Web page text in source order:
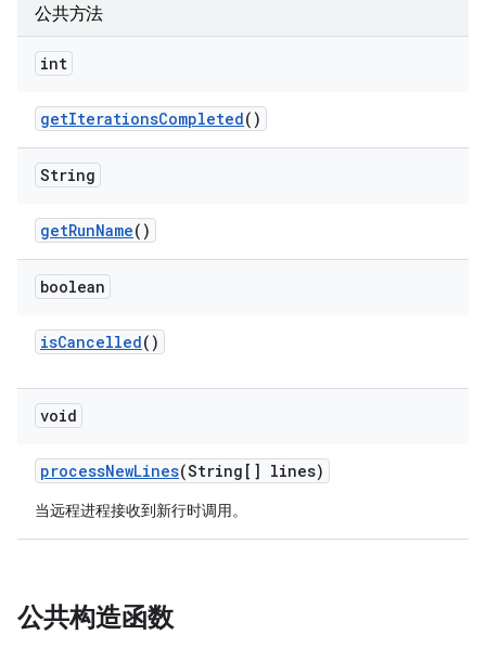
公共方法
int
getIterationsCompleted()
String
getRunName()
boolean
isCancelled()
void
processNewLines(String[] lines)
当远程进程接收到新行时调用。
公共构造函数